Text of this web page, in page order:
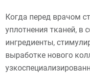
Когда перед врачом
уплотнения тканей, в
ингредиенты,
выработке нового